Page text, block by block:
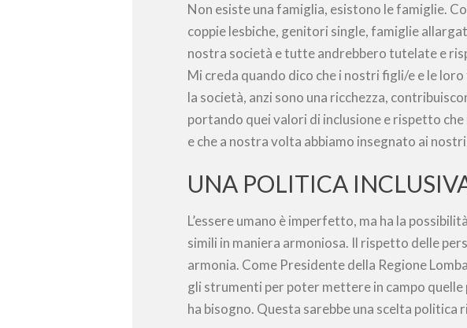
Non esiste una famiglia, esistono le famiglie.
coppie lesbiche, genitori single, famiglie
nostra società e tutte andrebbero tutelate e
Mi creda quando dico che i nostri figli/e e le
la società, anzi sono una ricchezza,
portando quei valori di inclusione e rispetto
e che a nostra volta abbiamo insegnato ai
UNA POLITICA
L’essere umano è imperfetto, ma ha la
simili in maniera armoniosa. Il rispetto delle
armonia. Come Presidente della Regione
gli strumenti per poter mettere in campo quelle
ha bisogno. Questa sarebbe una scelta politica